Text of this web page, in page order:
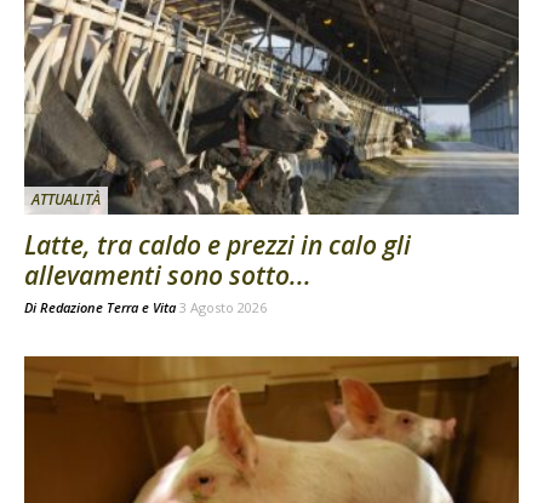
ATTUALITÀ
Latte, tra caldo e prezzi in calo gli
allevamenti sono sotto...
Di Redazione Terra e Vita 3 Agosto 2026